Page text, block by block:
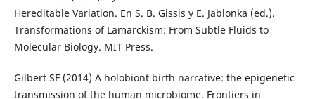
Hereditable Variation. En S. B. Gissis y E. Jablonka (ed.).
Transformations of Lamarckism: From Subtle Fluids to
Molecular Biology. MIT Press.
Gilbert SF (2014) A holobiont birth narrative: the epigenetic
transmission of the human microbiome. Frontiers in